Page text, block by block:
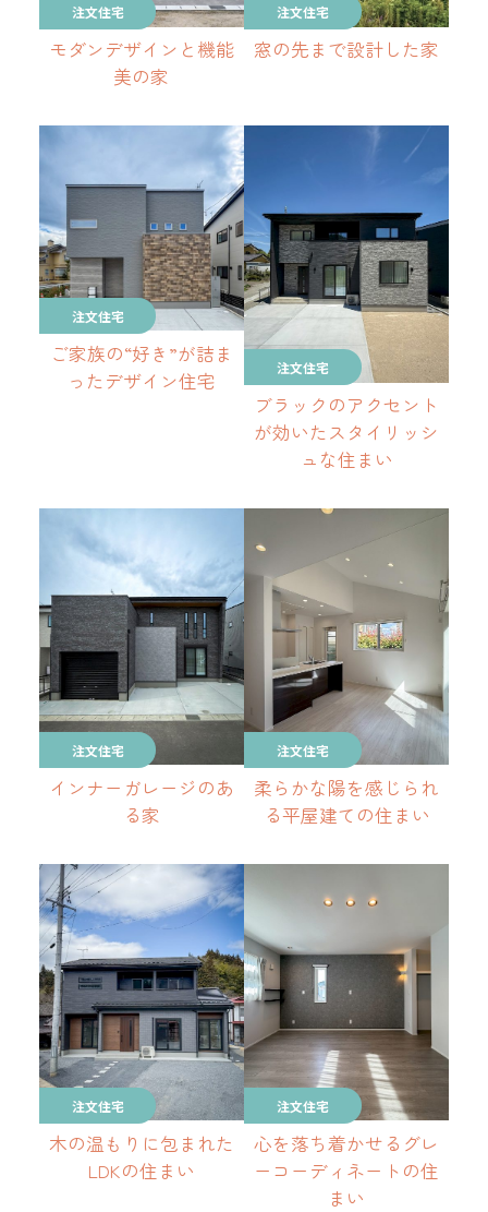
注文住宅
モダンデザインと機能
美の家
注文住宅
窓の先まで設計した家
注文住宅
ご家族の“好き”が詰ま
ったデザイン住宅
注文住宅
ブラックのアクセント
が効いたスタイリッシ
ュな住まい
注文住宅
インナーガレージのあ
る家
注文住宅
柔らかな陽を感じられ
る平屋建ての住まい
注文住宅
木の温もりに包まれた
LDKの住まい
注文住宅
心を落ち着かせるグレ
ーコーディネートの住
まい